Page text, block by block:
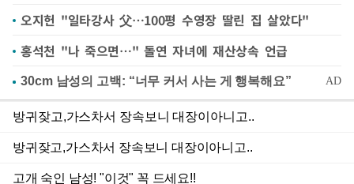
오지헌 "일타강사 父…100평 수영장 딸린 집 살았다"
홍석천 "나 죽으면…" 돌연 자녀에 재산상속 언급